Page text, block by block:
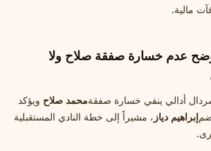
مالية.
عدم خسارة صفقة صلاح ولا
أدالي ينفي خسارة صفقةمحمد صلاح ويؤكد
إبراهيم دياز ، مشيراً إلى خطة النادي المستقبلية